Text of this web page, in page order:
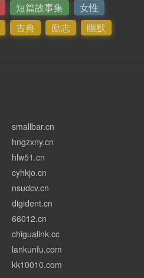
短篇故事集
女性
古典 励志 幽默
smallbar.cn
hngzxny.cn
hlw51.cn
cyhkjo.cn
nsudcv.cn
digident.cn
66012.cn
chigualink.cc
lankunfu.com
kk10010.com